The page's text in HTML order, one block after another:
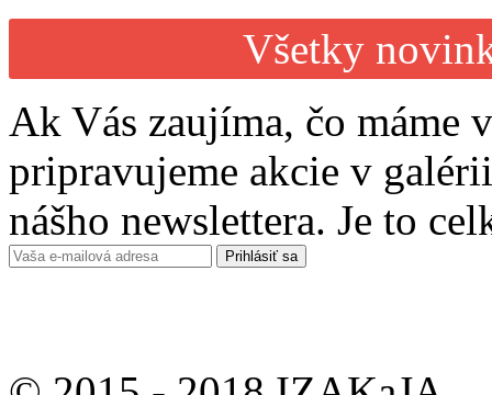
Všetky
Ak Vás zaujíma, čo máme
pripravujeme akcie v
nášho newslettera. Je to